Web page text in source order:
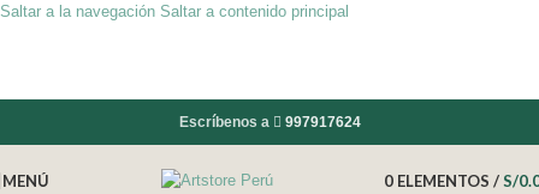
Saltar a la navegación Saltar a contenido principal
Escríbenos a 997917624
MENÚ 0 ELEMENTOS /S/